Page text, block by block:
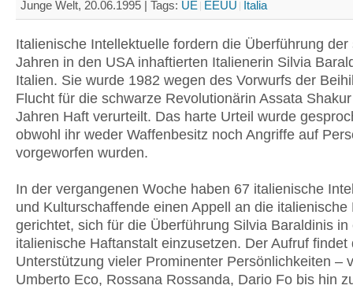
Junge Welt, 20.06.1995 | Tags: UE EEUU Italia
Italienische Intellektuelle fordern die Überführung der
Jahren in den USA inhaftierten Italienerin Silvia
Italien. Sie wurde 1982 wegen des Vorwurfs der
Flucht für die schwarze Revolutionärin Assata
Jahren Haft verurteilt. Das harte Urteil wurde
obwohl ihr weder Waffenbesitz noch Angriffe auf
vorgeworfen wurden.
In der vergangenen Woche haben 67 italienische
und Kulturschaffende einen Appell an die italienische
gerichtet, sich für die Überführung Silvia Baraldinis in
italienische Haftanstalt einzusetzen. Der Aufruf findet
Unterstützung vieler Prominenter Persönlichkeiten –
Umberto Eco, Rossana Rossanda, Dario Fo bis hin